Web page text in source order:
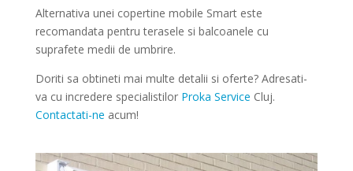
Alternativa unei copertine mobile Smart este
recomandata pentru terasele si balcoanele cu
suprafete medii de umbrire.
Doriti sa obtineti mai multe detalii si oferte? Adresati-
va cu incredere specialistilor Proka Service Cluj.
Contactati-ne acum!